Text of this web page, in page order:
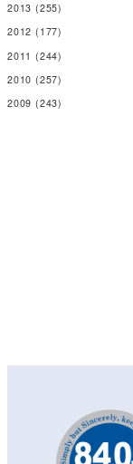
2013 (255)
2012 (177)
2011 (244)
2010 (257)
2009 (243)